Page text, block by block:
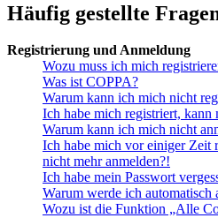
Häufig gestellte
Registrierung und Anmeldung
Wozu muss ich mich
Was ist COPPA?
Warum kann ich mich nicht
Ich habe mich registriert, kann
Warum kann ich mich nicht
Ich habe mich vor einiger Zeit
nicht mehr anmelden?!
Ich habe mein Passwort
Warum werde ich automatisch
Wozu ist die Funktion „Alle